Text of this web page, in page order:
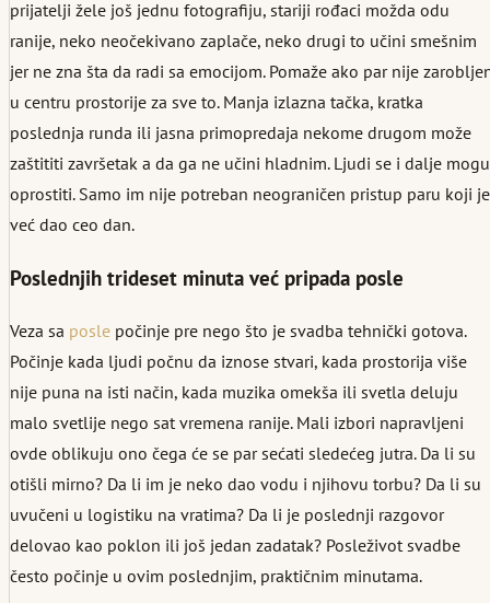
prijatelji žele još jednu fotografiju, stariji rođaci možda odu
ranije, neko neočekivano zaplače, neko drugi to učini smešnim
jer ne zna šta da radi sa emocijom. Pomaže ako par nije
u centru prostorije za sve to. Manja izlazna tačka, kratka
poslednja runda ili jasna primopredaja nekome drugom može
zaštititi završetak a da ga ne učini hladnim. Ljudi se i dalje mogu
oprostiti. Samo im nije potreban neograničen pristup paru koji je
već dao ceo dan.
Poslednjih trideset minuta već pripada posle
Veza sa posle počinje pre nego što je svadba tehnički gotova.
Počinje kada ljudi počnu da iznose stvari, kada prostorija više
nije puna na isti način, kada muzika omekša ili svetla deluju
malo svetlije nego sat vremena ranije. Mali izbori napravljeni
ovde oblikuju ono čega će se par sećati sledećeg jutra. Da li su
otišli mirno? Da li im je neko dao vodu i njihovu torbu? Da li su
uvučeni u logistiku na vratima? Da li je poslednji razgovor
delovao kao poklon ili još jedan zadatak? Posleživot svadbe
često počinje u ovim poslednjim, praktičnim minutama.